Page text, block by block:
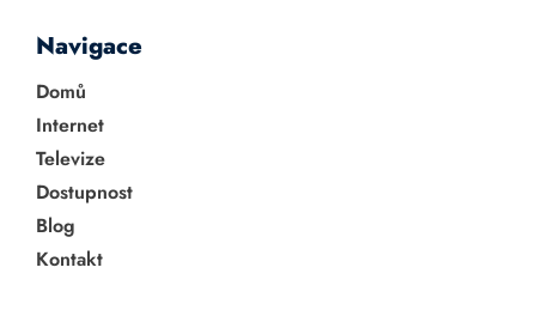
Navigace
Domů
Internet
Televize
Dostupnost
Blog
Kontakt